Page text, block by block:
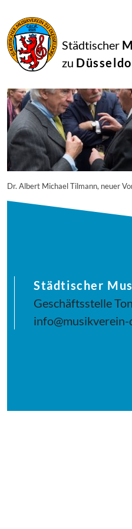
Städtischer
zu
November
2017
Netkotec
© Thomas von der Heiden, Düsseldorf
Dr. Albert Michael Tilmann, neuer
Städtischer
Geschäftsstelle